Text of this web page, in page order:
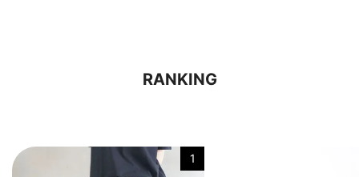
RANKING
1